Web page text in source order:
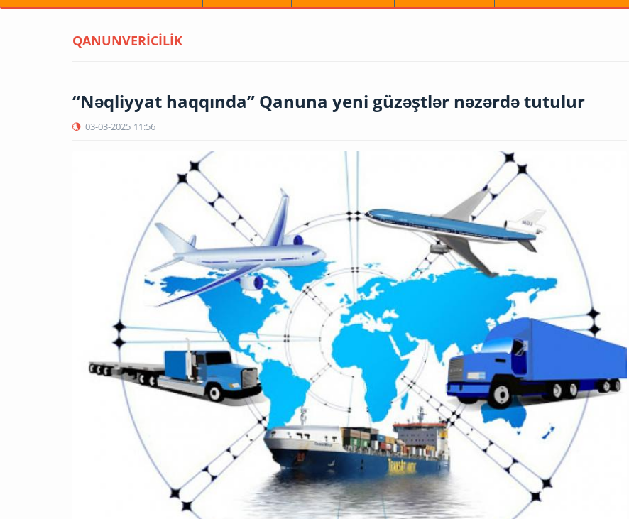
QANUNVERİCİLİK
“Nəqliyyat haqqında” Qanuna yeni güzəştlər nəzərdə tutulur
03-03-2025 11:56